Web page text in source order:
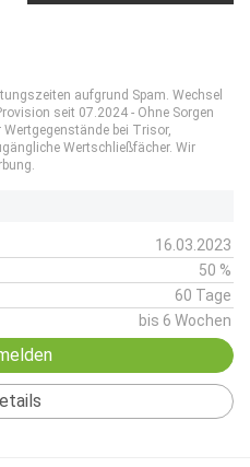
aufgrund Spam. Wechsel
seit 07.2024 - Ohne Sorgen
bei Trisor,
Wertschließfächer. Wir
16.03.2023
50 %
60 Tage
bis 6 Wochen